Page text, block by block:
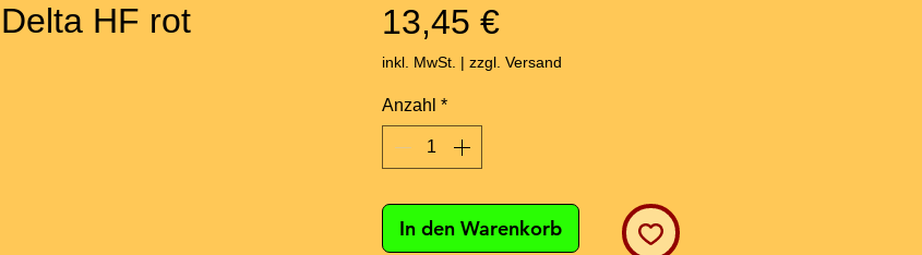
HF rot
13,45 €Preis
inkl. MwSt. | zzgl. Versand
Anzahl *
In den Warenkorb